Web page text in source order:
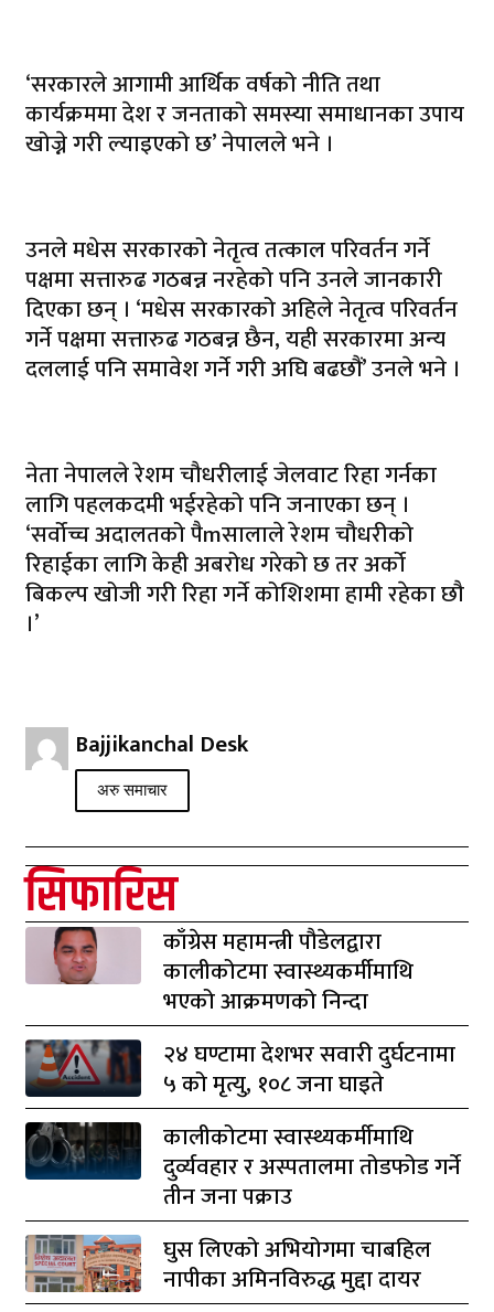
‘सरकारले आगामी आर्थिक वर्षको नीति तथा
कार्यक्रममा देश र जनताको समस्या समाधानका उपाय
खोज्ने गरी ल्याइएको छ’ नेपालले भने ।
उनले मधेस सरकारको नेतृत्व तत्काल परिवर्तन गर्ने
पक्षमा सत्तारुढ गठबन्न नरहेको पनि उनले जानकारी
दिएका छन् । ‘मधेस सरकारको अहिले नेतृत्व परिवर्तन
गर्ने पक्षमा सत्तारुढ गठबन्न छैन, यही सरकारमा अन्य
दललाई पनि समावेश गर्ने गरी अघि बढछौं’ उनले भने ।
नेता नेपालले रेशम चौधरीलाई जेलवाट रिहा गर्नका
लागि पहलकदमी भईरहेको पनि जनाएका छन् ।
‘सर्वोच्च अदालतको पैmसालाले रेशम चौधरीको
रिहाईका लागि केही अबरोध गरेको छ तर अर्को
बिकल्प खोजी गरी रिहा गर्ने कोशिशमा हामी रहेका छौ
।’
Bajjikanchal Desk
अरु समाचार
सिफारिस
काँग्रेस महामन्त्री पौडेलद्वारा
कालीकोटमा स्वास्थ्यकर्मीमाथि
भएको आक्रमणको निन्दा
२४ घण्टामा देशभर सवारी दुर्घटनामा
५ को मृत्यु, १०८ जना घाइते
कालीकोटमा स्वास्थ्यकर्मीमाथि
दुर्व्यवहार र अस्पतालमा तोडफोड गर्ने
तीन जना पक्राउ
घुस लिएको अभियोगमा चाबहिल
नापीका अमिनविरुद्ध मुद्दा दायर